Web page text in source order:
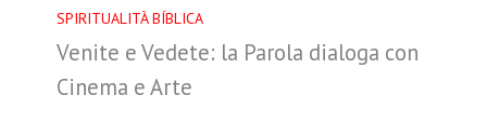
SPIRITUALITÀ BÍBLICA
Venite e Vedete: la Parola dialoga con
Cinema e Arte